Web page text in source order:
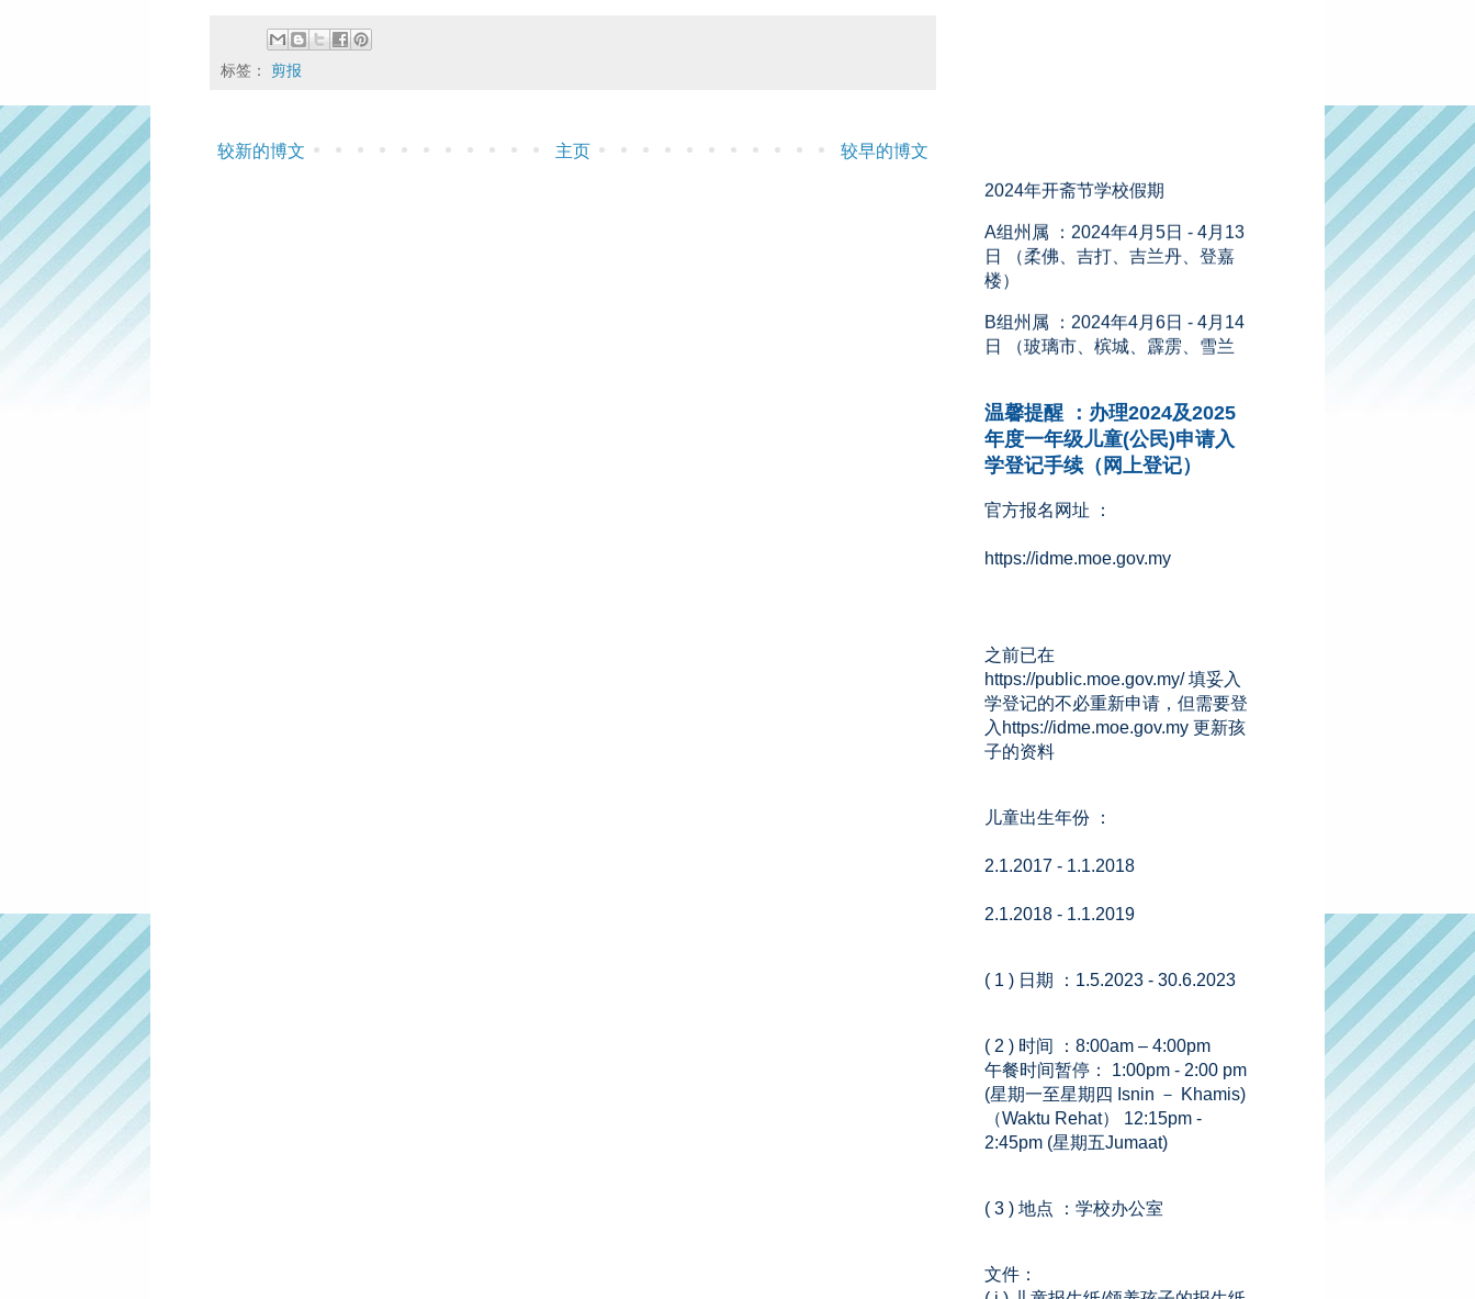
标签： 剪报
较新的博文 较早的博文
主页
A组州属 ：2024年4月5日 - 4月13
楼）
B组州属 ：2024年4月6日 - 4月14
莪、森美兰、马六甲、彭亨、沙
巴、砂拉越、吉隆坡、纳闽和布
新闻来源：星洲网 (08.11.2023)
温馨提醒 ：办理2024及2025
年度一年级儿童(公民)申请入
学登记手续（网上登记）
官方报名网址 ：
https://idme.moe.gov.my
之前已在
https://public.moe.gov.my/ 填妥入
学登记的不必重新申请，但需要登
入https://idme.moe.gov.my 更新孩
子的资料
儿童出生年份 ：
2.1.2017 - 1.1.2018
2.1.2018 - 1.1.2019
( 1 ) 日期 ：1.5.2023 - 30.6.2023
( 2 ) 时间 ：8:00am – 4:00pm
午餐时间暂停： 1:00pm - 2:00 pm
(星期一至星期四 Isnin － Khamis)
（Waktu Rehat） 12:15pm -
2:45pm (星期五Jumaat)
( 3 ) 地点 ：学校办公室
文件：